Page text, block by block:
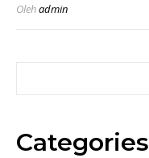
Olehadmin
Categories